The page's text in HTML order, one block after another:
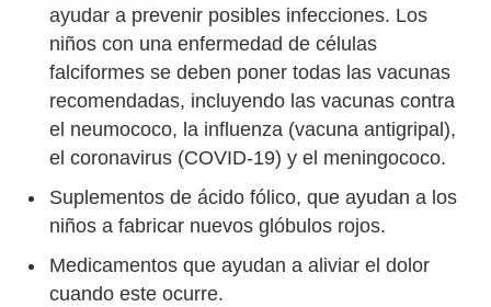
ayudar a prevenir posibles infecciones. Los
niños con una enfermedad de células
falciformes se deben poner todas las vacunas
recomendadas, incluyendo las vacunas contra
el neumococo, la influenza (vacuna antigripal),
el coronavirus (COVID-19) y el meningococo.
Suplementos de ácido fólico, que ayudan a los
niños a fabricar nuevos glóbulos rojos.
Medicamentos que ayudan a aliviar el dolor
cuando este ocurre.